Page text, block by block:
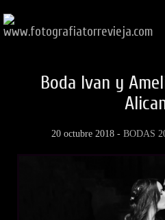
Boda Ivan y
20 octubre 2018 - BODAS